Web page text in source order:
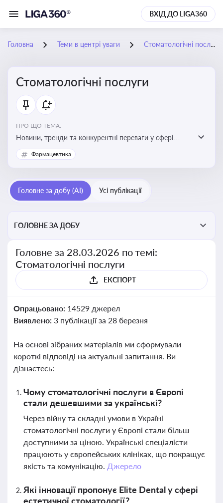
ВХІД ДО LIGA360
Головна Теми в центрі уваги Стоматологічні послуги
Стоматологічні послуги
ПРО ЩО ТЕМА:
Новини, тренди та конкурентні переваги у сфері
стоматологічних послуг. Використання новітніх
технологій та стратегій для покращення
Фармацевтика
Головне за добу (AI) Усі публікації
ГОЛОВНЕ ЗА ДОБУ
Головне за 28.03.2026 по темі:
Стоматологічні послуги
ЕКСПОРТ
Опрацьовано: 14529 джерел
Виявлено: 3 публікації за 28 березня
На основі зібраних матеріалів ми сформували
короткі відповіді на актуальні запитання. Ви
дізнаєтесь:
Чому стоматологічні послуги в Європі
стали дешевшими за українські?
Через війну та складні умови в Україні
стоматологічні послуги у Європі стали більш
доступними за ціною. Українські спеціалісти
працюють у європейських клініках, що покращує
якість та комунікацію. Джерело
Які інновації пропонує Elite Dental у сфері
естетичної стоматології?